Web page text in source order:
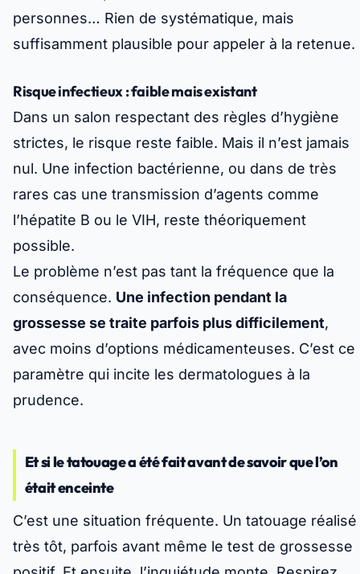
personnes… Rien de systématique, mais
suffisamment plausible pour appeler à la retenue.
Risque infectieux : faible mais existant
Dans un salon respectant des règles d’hygiène
strictes, le risque reste faible. Mais il n’est jamais
nul. Une infection bactérienne, ou dans de très
rares cas une transmission d’agents comme
l’hépatite B ou le VIH, reste théoriquement
possible.
Le problème n’est pas tant la fréquence que la
conséquence. Une infection pendant la
grossesse se traite parfois plus difficilement,
avec moins d’options médicamenteuses. C’est ce
paramètre qui incite les dermatologues à la
prudence.
Et si le tatouage a été fait avant de savoir que l’on
était enceinte
C’est une situation fréquente. Un tatouage réalisé
très tôt, parfois avant même le test de grossesse